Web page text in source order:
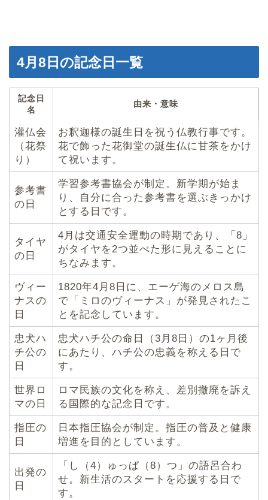
4月8日の記念日一覧
記念日
名
由来・意味
灌仏会
（花祭
り）
お釈迦様の誕生日を祝う仏教行事です。
花で飾った花御堂の誕生仏に甘茶をかけ
て祝います。
参考書
の日
学習参考書協会が制定。新学期が始ま
り、自分に合った参考書を選ぶきっかけ
とする日です。
タイヤ
の日
4月は交通安全運動の時期であり、「8」
がタイヤを2つ並べた形に見えることに
ちなみます。
ヴィー
ナスの
日
1820年4月8日に、エーゲ海のメロス島
で「ミロのヴィーナス」が発見されたこ
とを記念しています。
忠犬ハ
チ公の
日
忠犬ハチ公の命日（3月8日）の1ヶ月後
にあたり、ハチ公の忠義を称える日で
す。
世界ロ
マの日
ロマ民族の文化を称え、差別撤廃を訴え
る国際的な記念日です。
指圧の
日
日本指圧協会が制定。指圧の普及と健康
増進を目的としています。
出発の
日
「し（4）ゅっぱ（8）つ」の語呂合わ
せ。新生活のスタートを応援する日で
す。